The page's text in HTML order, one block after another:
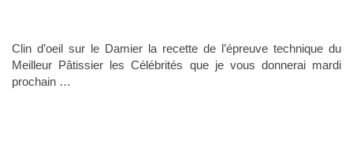
Clin d’oeil sur le Damier la recette de l’épreuve technique du
Meilleur Pâtissier les Célébrités que je vous donnerai mardi
prochain …